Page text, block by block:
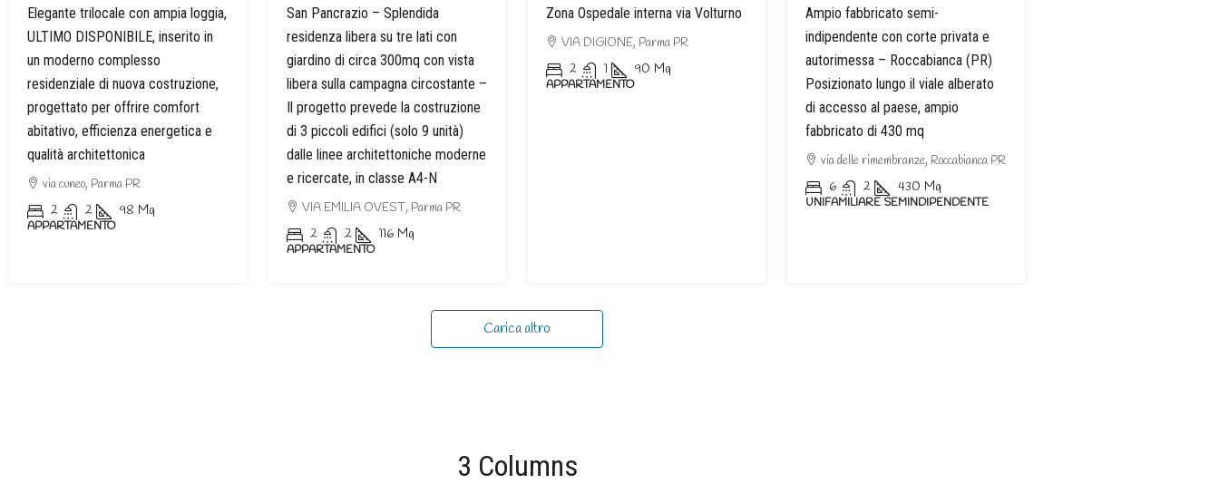
Elegante trilocale con ampia loggia,
ULTIMO DISPONIBILE, inserito in
un moderno complesso
residenziale di nuova costruzione,
progettato per offrire comfort
abitativo, efficienza energetica e
qualità architettonica
via cuneo, Parma PR
2 2 98 Mq
APPARTAMENTO
San Pancrazio – Splendida
residenza libera su tre lati con
giardino di circa 300mq con vista
libera sulla campagna circostante –
Il progetto prevede la costruzione
di 3 piccoli edifici (solo 9 unità)
dalle linee architettoniche moderne
e ricercate, in classe A4-N
VIA EMILIA OVEST, Parma PR
2 2 116 Mq
APPARTAMENTO
Zona Ospedale interna via Volturno
VIA DIGIONE, Parma PR
2 1 90 Mq
APPARTAMENTO
Ampio fabbricato semi-
indipendente con corte privata e
autorimessa – Roccabianca (PR)
Posizionato lungo il viale alberato
di accesso al paese, ampio
fabbricato di 430 mq
via delle rimembranze, Roccabianca PR
6 2 430 Mq
UNIFAMILIARE SEMINDIPENDENTE
Carica altro
3 Columns